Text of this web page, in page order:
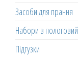
Засоби для прання
Набори в пологовий
Підгузки